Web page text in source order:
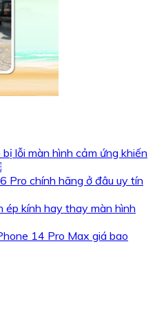
lỗi màn hình cảm ứng khiến
Pro chính hãng ở đâu uy tín
ép kính hay thay màn hình
14 Pro Max giá bao